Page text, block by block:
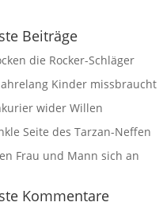
Beiträge
die Rocker-Schläger
Kinder missbraucht
wider Willen
Seite des Tarzan-Neffen
Frau und Mann sich an
Kommentare